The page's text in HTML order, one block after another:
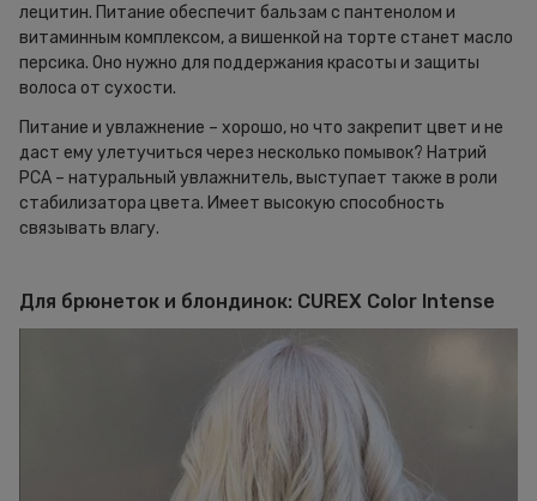
лецитин. Питание обеспечит бальзам с пантенолом и
витаминным комплексом, а вишенкой на торте станет масло
персика. Оно нужно для поддержания красоты и защиты
волоса от сухости.
Питание и увлажнение – хорошо, но что закрепит цвет и не
даст ему улетучиться через несколько помывок? Натрий
PCA – натуральный увлажнитель, выступает также в роли
стабилизатора цвета. Имеет высокую способность
связывать влагу.
Для брюнеток и блондинок: CUREX Color Intense